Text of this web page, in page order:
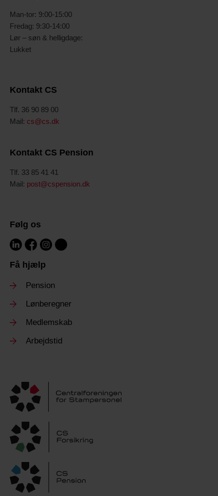
Man-tor: 9:00-15:00
Fredag: 9:30-14:00
Lør – søn & helligdage:
Lukket
Kontakt CS
Tlf. 36 90 89 00
Mail: cs@cs.dk
Kontakt CS Pension
Tlf. 33 85 41 41
Mail: post@cspension.dk
Følg os
Få hjælp
Pension
Lønberegner
Medlemskab
Arbejdstid